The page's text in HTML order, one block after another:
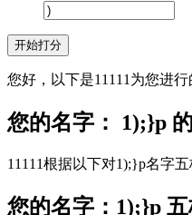
您好，以下是11111为您进
您的名字： 1);}p
11111根据以下对1);}p名字
您的名字：1);}p 五